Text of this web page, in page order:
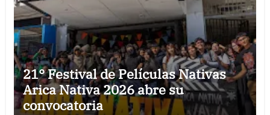
21° Festival de Películas Nativas
Arica Nativa 2026 abre su
convocatoria